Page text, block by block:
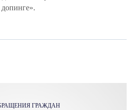
ГРАЖДАН